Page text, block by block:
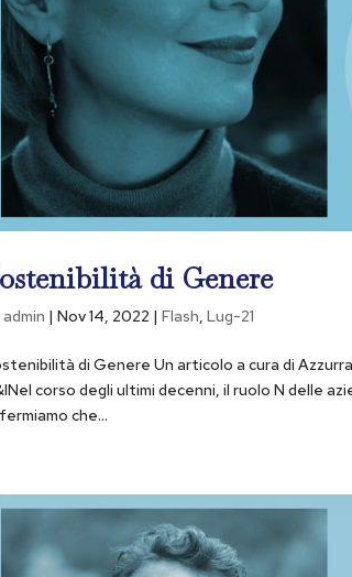
di Genere
admin |Nov 14, 2022 |Flash,Lug-21
di Genere Un articolo a cura di
corso degli ultimi decenni, il ruolo N delle
che...